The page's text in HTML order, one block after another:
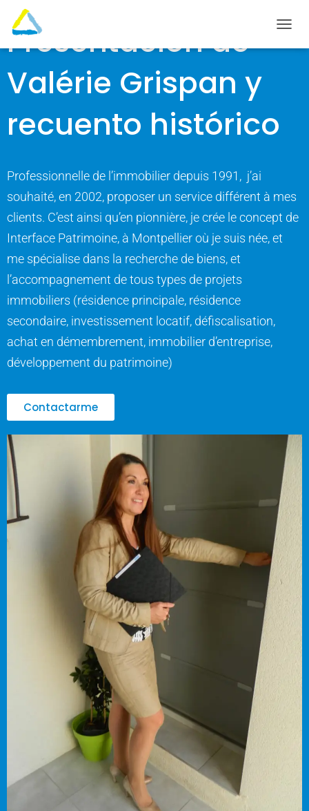
A
E
A
Presentación de
Valérie Grispan y
recuento histórico
Professionnelle de l’immobilier depuis 1991, j’ai
souhaité, en 2002, proposer un service différent à mes
clients. C’est ainsi qu’en pionnière, je crée le concept de
Interface Patrimoine, à Montpellier où je suis née, et
me spécialise dans la recherche de biens, et
l’accompagnement de tous types de projets
immobiliers (résidence principale, résidence
secondaire, investissement locatif, défiscalisation,
achat en démembrement, immobilier d’entreprise,
développement du patrimoine)
Contactarme